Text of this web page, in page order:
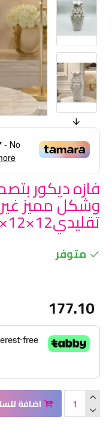
- No
فازه ديكور
وشكل مميز غير
تقليدي12×12×35سم
متوفر
177.10
اضافة